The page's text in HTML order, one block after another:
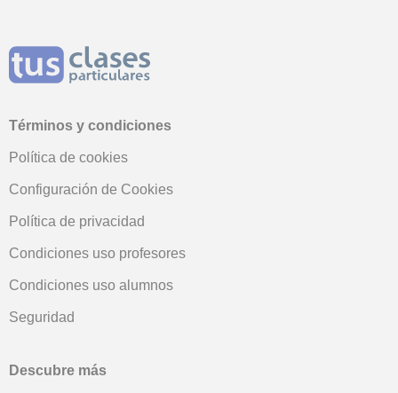
Términos y condiciones
Política de cookies
Configuración de Cookies
Política de privacidad
Condiciones uso profesores
Condiciones uso alumnos
Seguridad
Descubre más